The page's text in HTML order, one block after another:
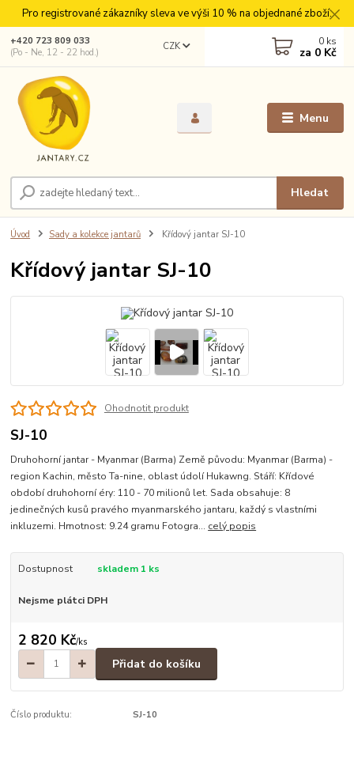
Pro registrované zákazníky sleva ve výši 10 % na objednané zboží.
Menu
CZK
Hledat
+420 723 809 033
(Po - Ne, 12 - 22 hod.)
0 ks
za 0 Kč
Úvod Sady a kolekce jantarů Křídový jantar SJ-10
Křídový jantar SJ-10
Ohodnotit produkt
SJ-10
Druhohorní jantar - Myanmar (Barma) Země původu: Myanmar (Barma) -
region Kachin, město Ta-nine, oblast údolí Hukawng. Stáří: Křídové
období druhohorní éry: 110 - 70 milionů let. Sada obsahuje: 8
jedinečných kusů pravého myanmarského jantaru, každý s vlastními
inkluzemi. Hmotnost: 9.24 gramu Fotogra... celý popis
Dostupnost skladem 1 ks
Nejsme plátci DPH
2 820 Kč/ks
Přidat do košíku
Číslo produktu: SJ-10